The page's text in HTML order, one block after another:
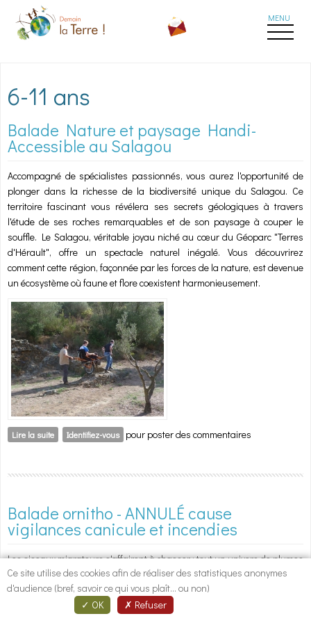
Aller au contenu principal
6-11 ans
Balade Nature et paysage Handi-
Accessible au Salagou
Accompagné de spécialistes passionnés, vous aurez l'opportunité de
plonger dans la richesse de la biodiversité unique du Salagou. Ce
territoire fascinant vous révélera ses secrets géologiques à travers
l'étude de ses roches remarquables et de son paysage à couper le
souffle. Le Salagou, véritable joyau niché au cœur du Géoparc "Terres
d'Hérault", offre un spectacle naturel inégalé. Vous découvrirez
comment cette région, façonnée par les forces de la nature, est devenue
un écosystème où faune et flore coexistent harmonieusement.
Lire la suite de Balade Nature et paysage Handi-Accessible au Salagou
Identifiez-vous pour poster des commentaires
Balade ornitho - ANNULÉ cause
vigilances canicule et incendies
Les oiseaux migrateurs s'affairent à chasser : tout un univers de plumes
et de chants colore la garrigue !
Ce site utilise des cookies afin de réaliser des statistiques anonymes
d'audience (bref, savoir ce qui vous plaît... ou non)
OK
Refuser